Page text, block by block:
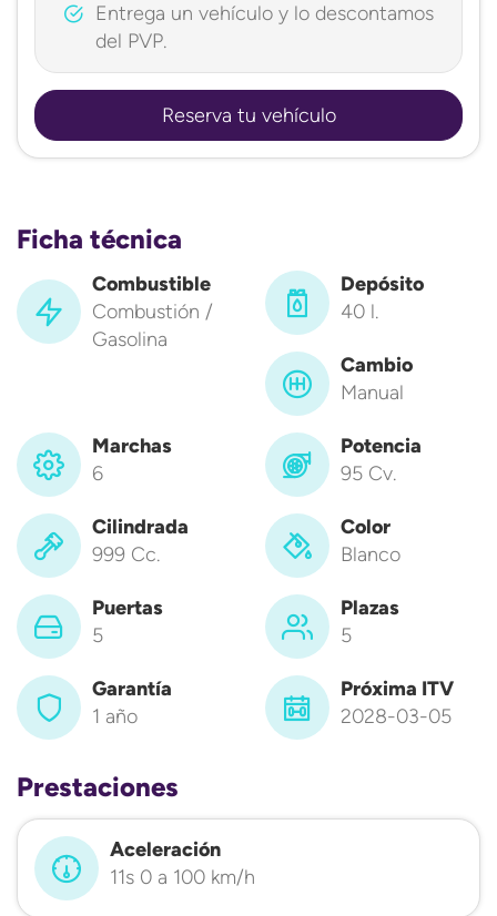
Entrega un vehículo y lo descontamos
del PVP.
Reserva tu vehículo
Ficha técnica
Combustible
Combustión /
Gasolina
Depósito
40 l.
Cambio
Manual
Marchas
6
Potencia
95 Cv.
Cilindrada
999 Cc.
Color
Blanco
Puertas
5
Plazas
5
Garantía
1 año
Próxima ITV
2028-03-05
Prestaciones
Aceleración
11s 0 a 100 km/h